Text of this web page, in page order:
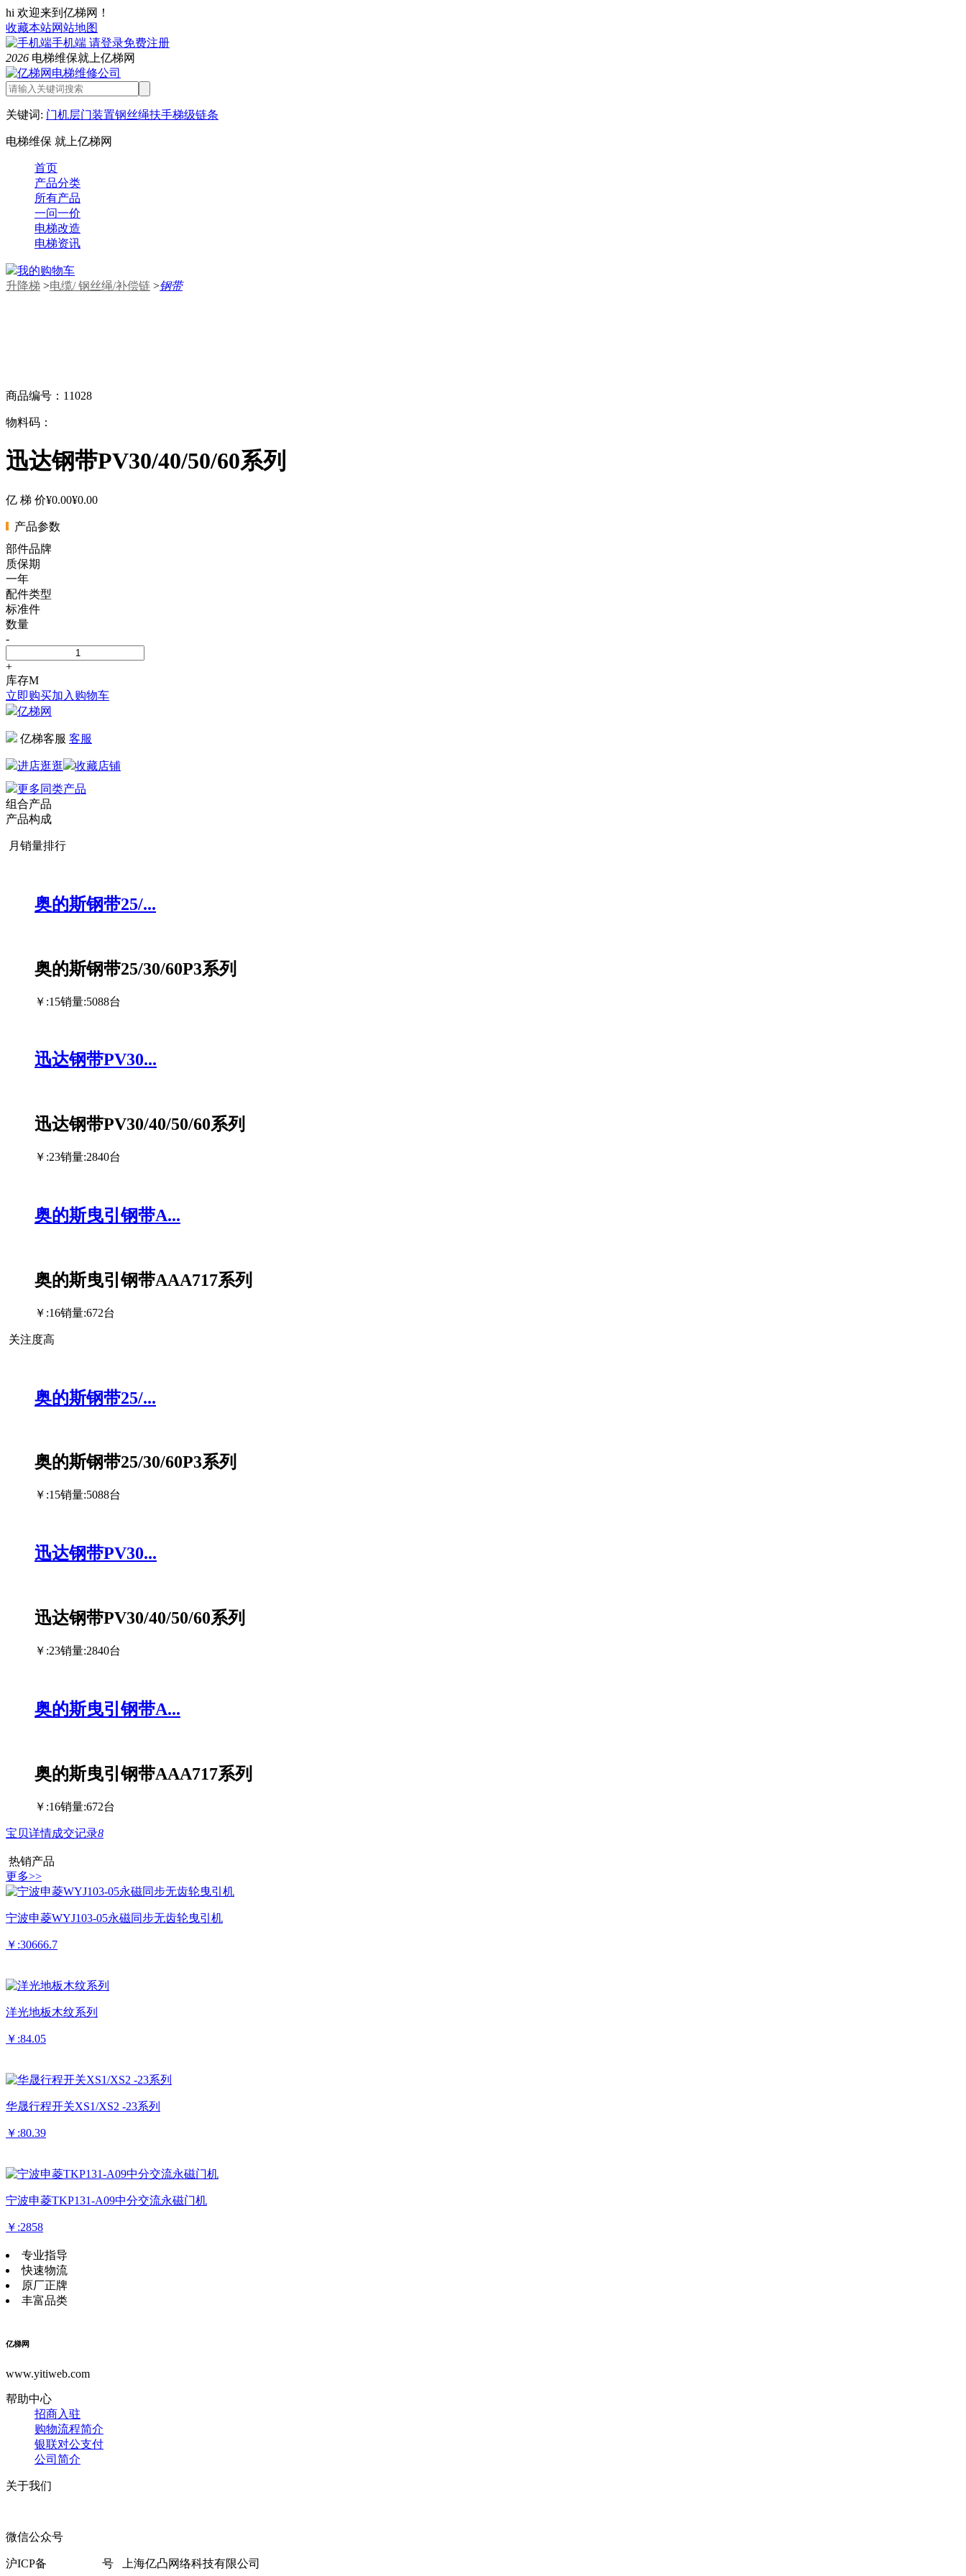
hi 欢迎来到亿梯网！
收藏本站网站地图
手机端 请登录免费注册
2026 电梯维保就上亿梯网
关键词: 门机层门装置钢丝绳扶手梯级链条
电梯维保 就上亿梯网
首页
产品分类
所有产品
一问一价
电梯改造
电梯资讯
我的购物车
升降梯 >电缆/ 钢丝绳/补偿链 >钢带
商品编号：11028
物料码：
迅达钢带PV30/40/50/60系列
亿 梯 价¥0.00¥0.00
产品参数
部件品牌
质保期
一年
配件类型
标准件
数量
-
+
库存M
立即购买加入购物车
亿梯网
亿梯客服 客服
进店逛逛
收藏店铺
更多同类产品
组合产品
产品构成
月销量排行
奥的斯钢带25/...
奥的斯钢带25/30/60P3系列
￥:15销量:5088台
迅达钢带PV30...
迅达钢带PV30/40/50/60系列
￥:23销量:2840台
奥的斯曳引钢带A...
奥的斯曳引钢带AAA717系列
￥:16销量:672台
关注度高
奥的斯钢带25/...
奥的斯钢带25/30/60P3系列
￥:15销量:5088台
迅达钢带PV30...
迅达钢带PV30/40/50/60系列
￥:23销量:2840台
奥的斯曳引钢带A...
奥的斯曳引钢带AAA717系列
￥:16销量:672台
宝贝详情成交记录8
热销产品
更多>>
宁波申菱WYJ103-05永磁同步无齿轮曳引机
￥:30666.7
洋光地板木纹系列
￥:84.05
华晟行程开关XS1/XS2 -23系列
￥:80.39
宁波申菱TKP131-A09中分交流永磁门机
￥:2858
专业指导
快速物流
原厂正牌
丰富品类
亿梯网
www.yitiweb.com
帮助中心
招商入驻
购物流程简介
银联对公支付
公司简介
关于我们
微信公众号
沪ICP备
号 上海亿凸网络科技有限公司